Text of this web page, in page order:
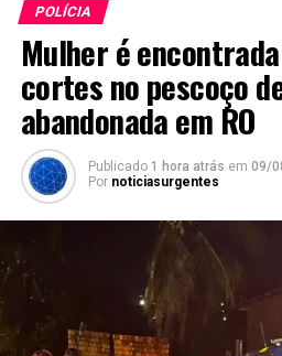
POLÍCIA
Mulher é
cortes no pescoço
abandonada em RO
Publicado 1 hora atrás em 09/
Por noticiasurgentes